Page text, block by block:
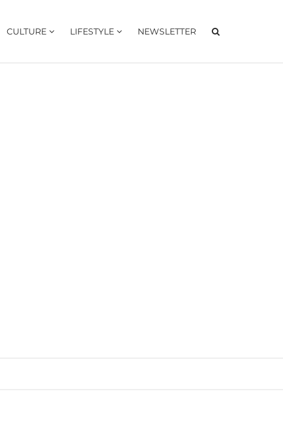
CULTURE LIFESTYLE NEWSLETTER